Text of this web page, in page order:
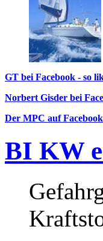
GT bei Facebook - so
Norbert Gisder bei
Der MPC auf Facebook
BI KW